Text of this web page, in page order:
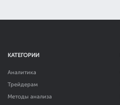
КАТЕГОРИИ
Аналитика
Трейдерам
Методы анализа